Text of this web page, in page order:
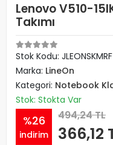
Lenovo V510-
Takımı
Stok Kodu: JLEONSKMRF
Marka: LineOn
Kategori: Notebook
Stok: Stokta Var
%26
indirim
494,24 TL
366,12